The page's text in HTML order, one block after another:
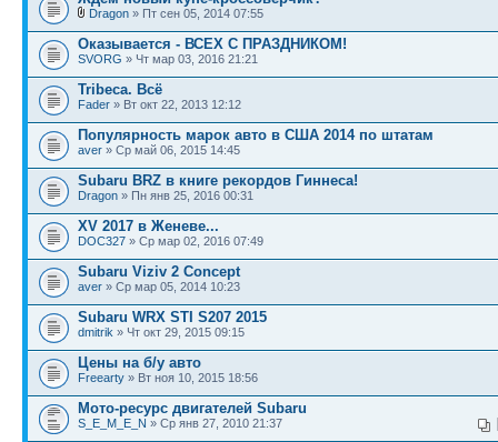
Dragon » Пт сен 05, 2014 07:55
Оказывается - ВСЕХ С ПРАЗДНИКОМ!
SVORG » Чт мар 03, 2016 21:21
Tribeca. Всё
Fader » Вт окт 22, 2013 12:12
Популярность марок авто в США 2014 по штатам
aver » Ср май 06, 2015 14:45
Subaru BRZ в книге рекордов Гиннеса!
Dragon » Пн янв 25, 2016 00:31
XV 2017 в Женеве...
DOC327 » Ср мар 02, 2016 07:49
Subaru Viziv 2 Concept
aver » Ср мар 05, 2014 10:23
Subaru WRX STI S207 2015
dmitrik » Чт окт 29, 2015 09:15
Цены на б/у авто
Freearty » Вт ноя 10, 2015 18:56
Мото-ресурс двигателей Subaru
S_E_M_E_N » Ср янв 27, 2010 21:37